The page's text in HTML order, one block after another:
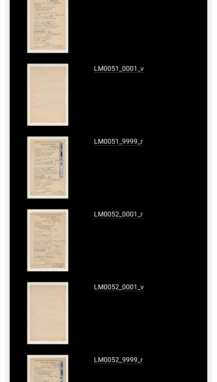
LM0051_0001_v
LM0051_9999_r
LM0052_0001_r
LM0052_0001_v
LM0052_9999_r